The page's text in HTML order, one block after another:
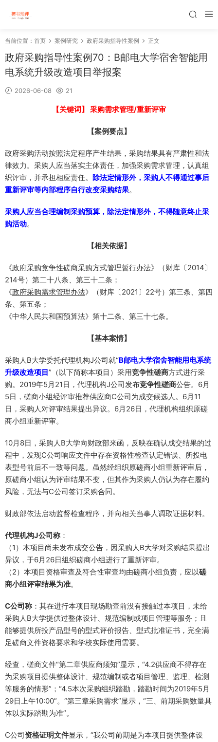
当前位置： 首页 案例研究 政府采购指导性案例 正文
政府采购指导性案例70：B邮电大学宿舍智能用
电系统升级改造项目举报案
2026-06-08 21
【关键词】 采购需求管理/重新评审
【案例要点】
政府采购活动按照法定程序产生结果，采购结果具有严肃性和法
律效力。采购人应当落实主体责任，加强采购需求管理，认真组
织评审，并承担相应责任。 除法定情形外，采购人不得通过事后
重新评审等内部程序自行改变采购结果。
采购人应当合理编制采购预算，除法定情形外，不得随意终止采
购活动。
【相关依据】
《政府采购竞争性磋商采购方式管理暂行办法》（财库〔2014〕
214号）第二十八条、第三十二条；
《政府采购需求管理办法》（财库〔2021〕22号）第三条、第四
条、第五条；
《中华人民共和国预算法》第十二条、第三十七条。
【基本案情】
采购人B大学委托代理机构J公司就“B邮电大学宿舍智能用电系统
升级改造项目”（以下简称本项目）采用竞争性磋商方式进行采
购。2019年5月21日，代理机构J公司发布竞争性磋商公告。6月
5日，磋商小组经评审推荐供应商C公司为成交候选人。6月11
日，采购人对评审结果提出异议。6月26日，代理机构组织原磋
商小组重新评审。
10月8日，采购人B大学向财政部来函，反映在确认成交结果的过
程中，发现C公司响应文件中存在资格性检查认定错误、所投电
表型号前后不一致等问题。虽然经组织原磋商小组重新评审后，
原磋商小组认为评审结果不变，但其作为采购人仍认为存在履约
风险，无法与C公司签订采购合同。
财政部依法启动监督检查程序，并向相关当事人调取证据材料。
代理机构J公司称：
（1）本项目尚未发布成交公告，因采购人B大学对采购结果提出
异议，于6月26日组织磋商小组进行了重新评审。
（2）本项目资格审查及符合性审查均由磋商小组负责，应以磋
商小组评审结果为准。
C公司称：其在进行本项目现场勘查前没有接触过本项目，未给
采购人B大学提供过整体设计、规范编制或项目管理等服务；且
能够提供所投产品型号的型式评价报告、型式批准证书，完全满
足磋商文件资格要求和学校实际使用需要。
经查，磋商文件“第二章供应商须知”显示，“4.2供应商不得存在
为采购项目提供整体设计、规范编制或者项目管理、监理、检测
等服务的情形”；“4.5本次采购组织踏勘，踏勘时间为2019年5月
29日上午10:00”。“第三章采购需求”显示，“三、前期采购数量具
体以实际踏勘为准”。
C公司资格证明文件显示，“我公司前期是为本项目提供整体设